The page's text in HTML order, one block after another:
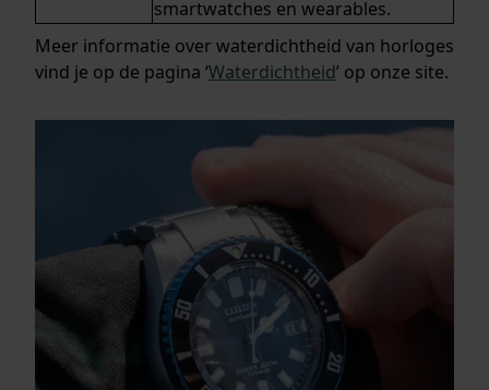
smartwatches en wearables.
Meer informatie over waterdichtheid van horloges
vind je op de pagina ‘Waterdichtheid’ op onze site.